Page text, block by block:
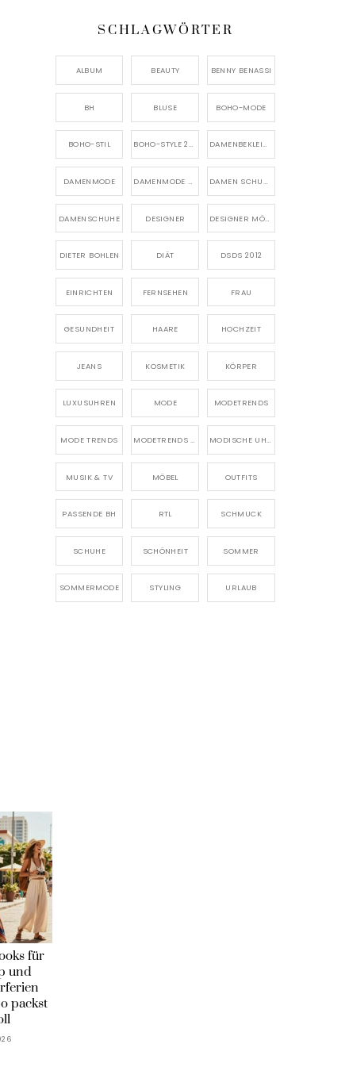
SCHLAGWÖRTER
ALBUM BEAUTY BENNY BENASSI
BH BLUSE BOHO-MODE
BOHO-STIL BOHO-STYLE 2026 DAMENBEKLEIDUNG
DAMENMODE DAMENMODE 2026 DAMEN SCHUHE
DAMENSCHUHE DESIGNER
DIETER BOHLEN DIÄT DSDS 2012
EINRICHTEN FERNSEHEN FRAU
GESUNDHEIT HAARE HOCHZEIT
JEANS KOSMETIK KÖRPER
LUXUSUHREN MODE MODETRENDS
MODE TRENDS MODETRENDS 2026 MODISCHE UHREN
MUSIK & TV MÖBEL OUTFITS
PASSENDE BH RTL SCHMUCK
SCHUHE SCHÖNHEIT SOMMER
SOMMERMODE STYLING URLAUB
für
und
packst